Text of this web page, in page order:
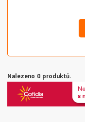
Nalezeno 0 produktů.